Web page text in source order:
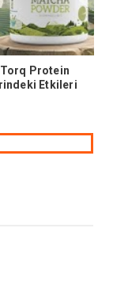
Torq Protein
Etkileri